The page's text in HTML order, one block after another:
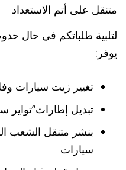
متنقل على أتم الاستعداد
لتلبية طلباتكم في حال
يوفر:
تغيير زيت سيارات
تبديل إطارات”تواير
بنشر متنقل الشعب
سيارات